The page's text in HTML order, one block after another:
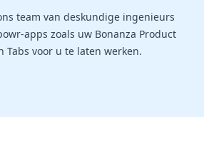
team van deskundige ingenieurs
apps zoals uw Bonanza Product
Tabs voor u te laten werken.